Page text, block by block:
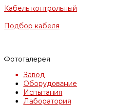
Кабель контрольный
Подбор кабеля
Фотогалерея
Завод
Оборудование
Испытания
Лаборатория